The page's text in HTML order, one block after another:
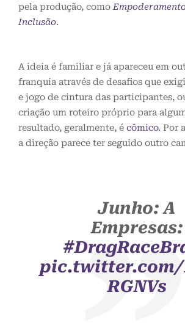
pela produção, como
Inclusão.
A ideia é familiar e já apareceu em
franquia através de desafios que
e jogo de cintura das participantes,
criação um roteiro próprio para
resultado, geralmente, é cômico. Por
a direção parece ter seguido outro
Junho: A
Empresas:
pic.twitter.com/
RGNVs